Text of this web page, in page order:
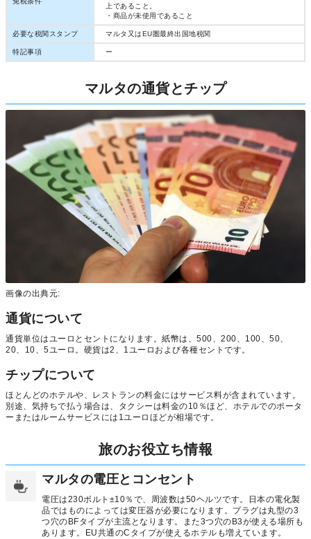
上であること。
・商品が未使用であること
必要な税関スタンプ マルタ又はEU圏最終出国地税関
特記事項 ー
マルタの通貨とチップ
画像の出典元:
通貨について
通貨単位はユーロとセントになります。紙幣は、500、200、100、50、
20、10、5ユーロ。硬貨は2、1ユーロおよび各種セントです。
チップについて
ほとんどのホテルや、レストランの料金にはサービス料が含まれています。
別途、気持ちで払う場合は、タクシーは料金の10％ほど、ホテルでのポータ
ーまたはルームサービスには1ユーロほどが相場です。
旅のお役立ち情報
マルタの電圧とコンセント
電圧は230ボルト±10％で、周波数は50ヘルツです。日本の電化製
品ではものによっては変圧器が必要になります。プラグは丸型の3
つ穴のBFタイプが主流となります。また3つ穴のB3が使える場所も
あります。EU共通のCタイプが使えるホテルも増えています。